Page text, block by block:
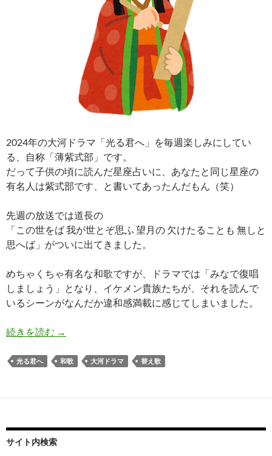
2024年の大河ドラマ「光る君へ」を毎週楽しみにしてい
る、自称「薄紫式部」です。
だって子供の頃に読んだ星座占いに、あなたと同じ星座の
有名人は紫式部です、と書いてあったんだもん（笑）
先週の放送では道長の
「この世をば 我が世とぞ思ふ 望月の 欠けたることも 無しと
思へば」がついに出てきました。
めちゃくちゃ有名な和歌ですが、ドラマでは「みなで復唱
しましょう」となり、イケメン貴族たちが、それを読んで
いるシーンがなんだか違和感満載に感じてしまいました。
続きを読む 平安時代の和歌をミュージシャンなりに考察す
→
光る君へ 和歌 大河ドラマ 替え歌
サイト内検索